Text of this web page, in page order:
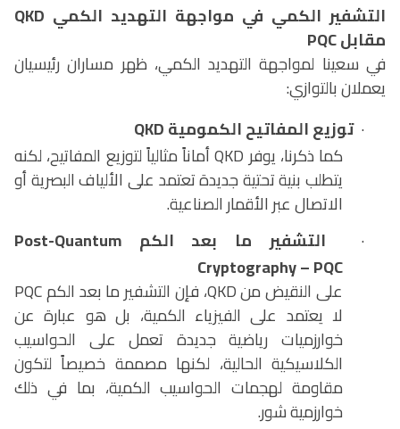
التشفير الكمي في مواجهة التهديد الكمي QKD
مقابلPQC
في سعينا لمواجهة التهديد الكمي، ظهر مساران رئيسيان
يعملان بالتوازي:
· توزيع المفاتيح الكموميةQKD
كما ذكرنا، يوفر QKDأماناً مثالياً لتوزيع المفاتيح، لكنه
يتطلب بنية تحتية جديدة تعتمد على الألياف البصرية أو
الاتصال عبر الأقمار الصناعية.
·
التشفير ما بعد الكم Post-Quantum
Cryptography – PQC
على النقيض منQKD، فإن التشفير ما بعد الكمPQC
لا يعتمد على الفيزياء الكمية، بل هو عبارة عن
خوارزميات رياضية جديدة تعمل على الحواسيب
الكلاسيكية الحالية، لكنها مصممة خصيصاً لتكون
مقاومة لهجمات الحواسيب الكمية، بما في ذلك
خوارزمية شور.